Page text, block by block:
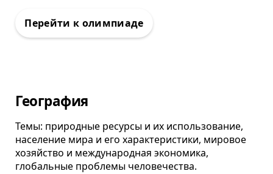
Олимпиада
География
Темы: природные ресурсы и их использование,
население мира и его характеристики, мировое
хозяйство и международная экономика,
глобальные проблемы человечества.